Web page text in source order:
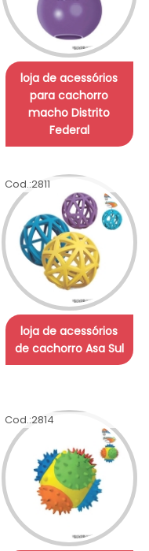
loja de acessórios
para cachorro
macho Distrito
Federal
Cod.:2811
loja de acessórios
de cachorro Asa Sul
Cod.:2814